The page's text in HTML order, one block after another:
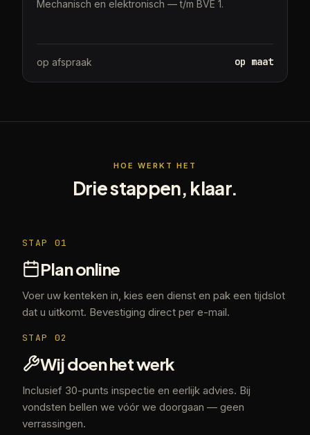
Mechanisch en elektronisch — t/m BVE 1.
op afspraak op maat
HOE WERKT HET
Drie stappen, klaar.
STAP 01
Plan online
Voer uw kenteken in, kies een dienst en pak een tijdslot
dat u uitkomt. Bevestiging direct per e-mail.
STAP 02
Wij doen het werk
Inclusief 30-punts inspectie en eerlijk advies. Bij
vondsten bellen we vóór we doorgaan — geen
verrassingen.